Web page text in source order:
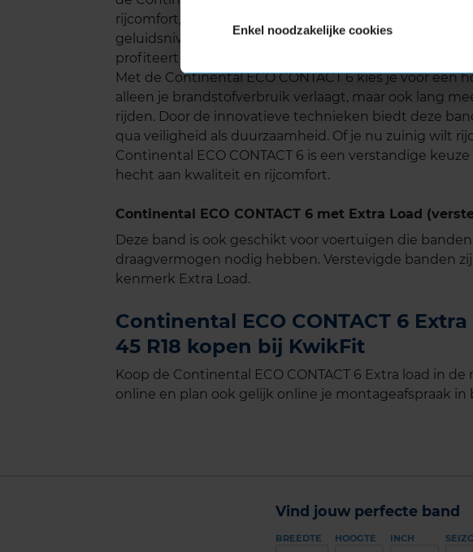
Enkel noodzakelijke cookies
rijcomfort, vooral op lange ritten. Volgens
geluidsniveau zowel in de stad als op snelwegen
profiteert van een stille en aangename rijervaring.
Met de Continental ECO CONTACT 6 kies je voor een
alleen je brandstofverbruik verlaagt, maar ook lang
rijden. Door de innovatieve technieken biedt deze
qua veiligheid als duurzaamheid. Of je nu zuinig wilt
Continental ECO CONTACT 6 is een verstandige
hecht aan kwaliteit en rijcomfort.
Continental ECO CONTACT 6 met Extra Load
Deze band is ook geschikt voor voertuigen die
draagvermogen nodig hebben. Verstevigde banden
kenmerk Extra Load.
Continental ECO CONTACT 6
45 R18 kopen bij KwikFit
Koop de Continental ECO CONTACT 6 Extra load in
online en plan ook gelijk online je montageafspraak in
Vind jouw perfecte band
BREEDTE HOOGTE INCH